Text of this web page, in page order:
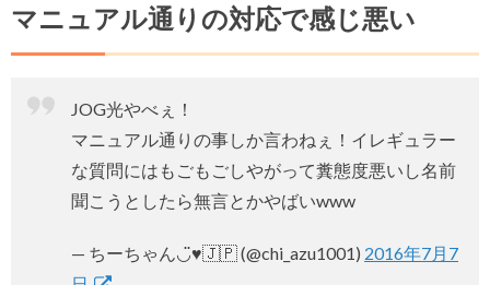
マニュアル通りの対応で感じ悪い
JOG光やべぇ！
マニュアル通りの事しか言わねぇ！イレギュラー
な質問にはもごもごしやがって糞態度悪いし名前
聞こうとしたら無言とかやばいwww
— ちーちゃん◡̈♥︎🇯🇵 (@chi_azu1001) 2016年7月7